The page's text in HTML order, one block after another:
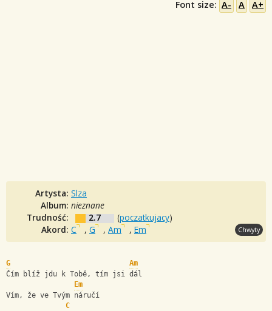
Font size: A- A A+
Artysta: Slza
Album: nieznane
Trudność:
2.7 (poczatkujacy)
Akord: C , G , Am , Em Chwyty
G
Am
Čím blíž jdu k Tobě, tím jsi dál
Em
Vím, že ve Tvým náručí
C